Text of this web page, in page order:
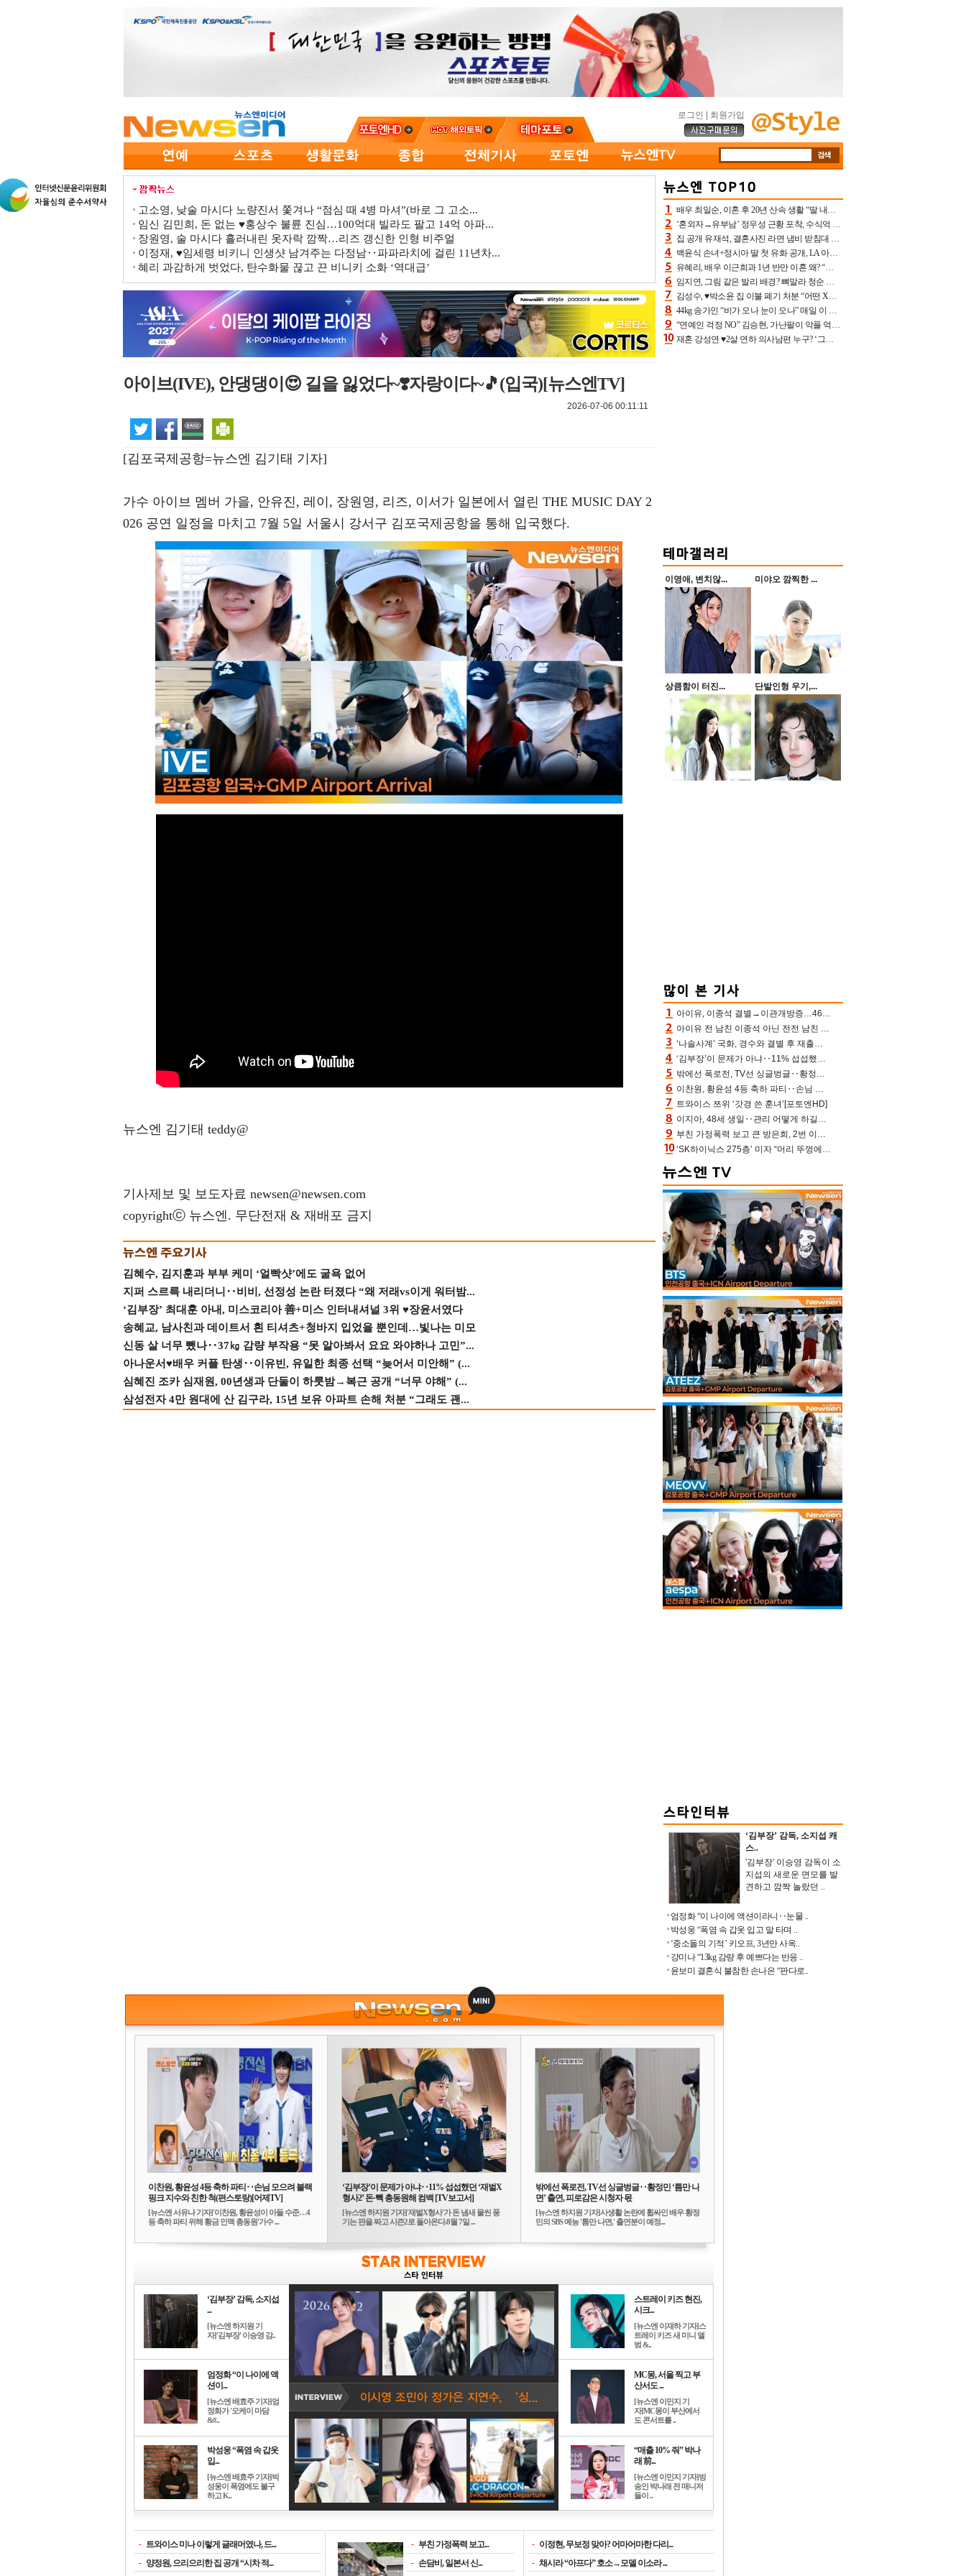
로그인 회원가입
고소영, 낮술 마시다 노량진서 쫓겨나 “점심 때 4병 마셔”(바로 그 고소...
임신 김민희, 돈 없는 ♥홍상수 불륜 진심…100억대 빌라도 팔고 14억 아파...
장원영, 술 마시다 흘러내린 옷자락 깜짝…리즈 갱신한 인형 비주얼
이정재, ♥임세령 비키니 인생샷 남겨주는 다정남‥파파라치에 걸린 11년차...
혜리 과감하게 벗었다, 탄수화물 끊고 끈 비니키 소화 ‘역대급’
아이브(IVE), 안댕댕이😍 길을 잃었다~❣️자랑이다~🎵(입국)[뉴스엔TV]
2026-07-06 00:11:11
[김포국제공항=뉴스엔 김기태 기자]
가수 아이브 멤버 가을, 안유진, 레이, 장원영, 리즈, 이서가 일본에서 열린 THE MUSIC DAY 2
026 공연 일정을 마치고 7월 5일 서울시 강서구 김포국제공항을 통해 입국했다.
뉴스엔 김기태 teddy@
기사제보 및 보도자료 newsen@newsen.com
copyrightⓒ 뉴스엔. 무단전재 & 재배포 금지
김혜수, 김지훈과 부부 케미 ‘얼빡샷’에도 굴욕 없어
지퍼 스르륵 내리더니‥비비, 선정성 논란 터졌다 “왜 저래vs이게 워터밤...
‘김부장’ 최대훈 아내, 미스코리아 善+미스 인터내셔널 3위 ♥장윤서였다
송혜교, 남사친과 데이트서 흰 티셔츠+청바지 입었을 뿐인데…빛나는 미모
신동 살 너무 뺐나‥37㎏ 감량 부작용 “못 알아봐서 요요 와야하나 고민”...
아나운서♥배우 커플 탄생‥이유빈, 유일한 최종 선택 “늦어서 미안해” (...
심혜진 조카 심재원, 00년생과 단둘이 하룻밤→복근 공개 “너무 야해” (...
삼성전자 4만 원대에 산 김구라, 15년 보유 아파트 손해 처분 “그래도 괜...
배우 최일순, 이혼 후 20년 산속 생활 “딸 내가 버렸다고 원망‥맘 아파”(특종)[어제TV]
‘혼외자→유부남’ 정우성 근황 포착, 수식억 해킹 피해 후배 만났다 “존경하는”
집 공개 유재석, 결혼사진 라면 냄비 받침대 되고 분노‥가족사진도 피해(놀뭐)[어제TV]
백윤식 손녀+정시아 딸 첫 유화 공개, LA 아트쇼→서울국제조각페스타 작가다운 수준급 실력
유혜리, 배우 이근희과 1년 반만 이혼 왜? “식칼 꽂고 의자 던져” 충격 폭로(특종)[어제TV]
임지연, 그림 같은 발리 배경? 뼈말라 청순 비키니 핏에 상대 안 되네
김성수, ♥박소윤 집 이불 폐기 처분 “어떤 X이랑 썼을지 몰라” 질투(신랑수업2)[어제TV]
44kg 송가인 “비가 오나 눈이 오나” 매일 이 운동, 허벅지 근육량 상승+체지방 감소
“연예인 걱정 NO” 김승현, 가난팔이 악플 억울할만‥아내+딸과 日 여행
재혼 강성연 ♥2살 연하 의사남편 누구? ‘그알’ 자문의에 훈남 비주얼 초엘리트 스펙 [종합]
이영애, 변치않... 미야오 깜찍한 ...
상큼함이 터진... 단발인형 우기,...
아이유, 이종석 결별→이관개방증…46장 꽉 채운 유애나 ♥ “열심히 사는 중”
아이유 전 남친 이종석 아닌 전전 남친 장기하 소환 ‘별일 없이 산다’ 선곡…46장에 꾹 눌러 담은 근황
‘나솔사계’ 국화, 경수와 결별 후 재출연…첫인상 3표 몰표
‘김부장’이 문제가 아냐‥11% 섭섭했던 ‘재벌X형사2’ 돈·빽 총동원해 컴백 [TV보고서]
밖에선 폭로전, TV선 싱글벙글‥황정민 ‘틈만 나면’ 출연, 피로감은 시청자 몫
이찬원, 황윤성 4등 축하 파티‥손님 모으려 블랙핑크 지수와 친한 척(편스토랑)[어제TV]
트와이스 쯔위 ‘갓경 쓴 훈녀’[포토엔HD]
이지아, 48세 생일‥관리 어떻게 하길래 놀라운 동안 미모
부친 가정폭력 보고 큰 방은희, 2번 이혼 후 잠수→母 고독사에 자책(특종세상)[어제TV]
‘SK하이닉스 275층’ 미자 “머리 뚜껑에서 사, 주식만 안 해도 돈 버는 것”
‘김부장’ 감독, 소지섭 캐
스..
'김부장' 이승영 감독이 소
지섭의 새로운 면모를 발
견하고 깜짝 놀랐던 ..
엄정화 “이 나이에 액션이라니‥눈물 ..
박성웅 “폭염 속 갑옷 입고 말 타며 ..
‘중소돌의 기적’ 키오프, 3년만 사옥..
강미나 “13kg 감량 후 예쁘다는 반응 ..
윤보미 결혼식 불참한 손나은 “판다로..
이찬원, 황윤성 4등 축하 파티‥손님 모으려 블랙
핑크 지수와 친한 척(편스토랑)[어제TV]
[뉴스엔 서유나 기자]'이찬원, 황윤성이 아들 수준…4
등 축하 파티 위해 황금 인맥 총동원'가수 ...
‘김부장’이 문제가 아냐‥11% 섭섭했던 ‘재벌X
형사2’ 돈·빽 총동원해 컴백 [TV보고서]
[뉴스엔 하지원 기자]'재벌X형사'가 돈 냄새 물씬 풍
기는 판을 짜고 시즌2로 돌아온다.8월 7일 ...
밖에선 폭로전, TV선 싱글벙글‥황정민 ‘틈만 나
면’ 출연, 피로감은 시청자 몫
[뉴스엔 하지원 기자]사생활 논란에 휩싸인 배우 황정
민의 SBS 예능 '틈만 나면,' 출연분이 예정...
‘김부장’ 감독, 소지섭
...
[뉴스엔 하지원 기
자]'김부장' 이승영 감..
엄정화 “이 나이에 액
션이...
[뉴스엔 배효주 기자]엄
정화가 '오케이 마담
&#..
박성웅 “폭염 속 갑옷
입...
[뉴스엔 배효주 기자]박
성웅이 폭염에도 불구
하고 K..
스트레이 키즈 현진,
시크...
[뉴스엔 이재하 기자]스
트레이 키즈 새 미니 앨
범 &..
MC몽, 서울 찍고 부
산서도 ...
[뉴스엔 이민지 기
자]MC몽이 부산에서
도 콘서트를 ..
“매출 10% 줘” 박나
래 前...
[뉴스엔 이민지 기자]방
송인 박나래 전 매니저
들이 ..
- 트와이스 미나 이렇게 글래머였나, 드...
- 양정원, 으리으리한 집 공개 “시차 적...
- 부친 가정폭력 보고...
- 손담비, 일본서 신...
- 이정현, 무보정 맞아? 어마어마한 다리...
- 채시라 “아프다” 호소→모델 이소라 ...